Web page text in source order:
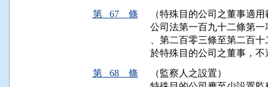
第 67 條
（特殊目的公司之董事適
公司法第一百九十二條第
、第二百零三條至第二百
於特殊目的公司之董事，不
第 68 條
（監察人之設置）